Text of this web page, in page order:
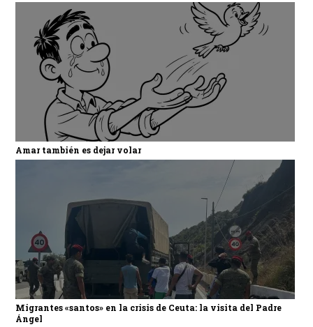
Amar también es dejar volar
Migrantes «santos» en la crisis de Ceuta: la visita del Padre
Ángel